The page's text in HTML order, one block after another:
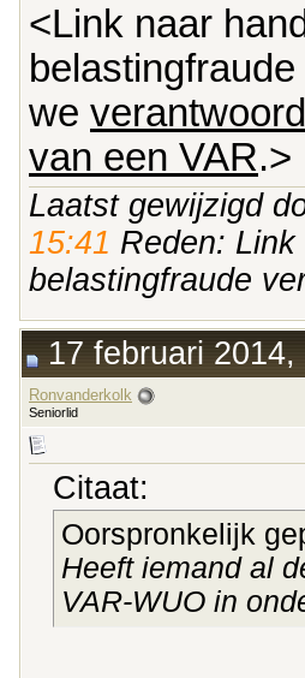
<Link naar
we
van een VAR.>
Laatst gewijzigd
15:41 Reden:
belastingfraude
17 februari 2014,
Ronvanderkolk
Seniorlid
Citaat:
Oorspronkelijk
Heeft iemand al
VAR-WUO in